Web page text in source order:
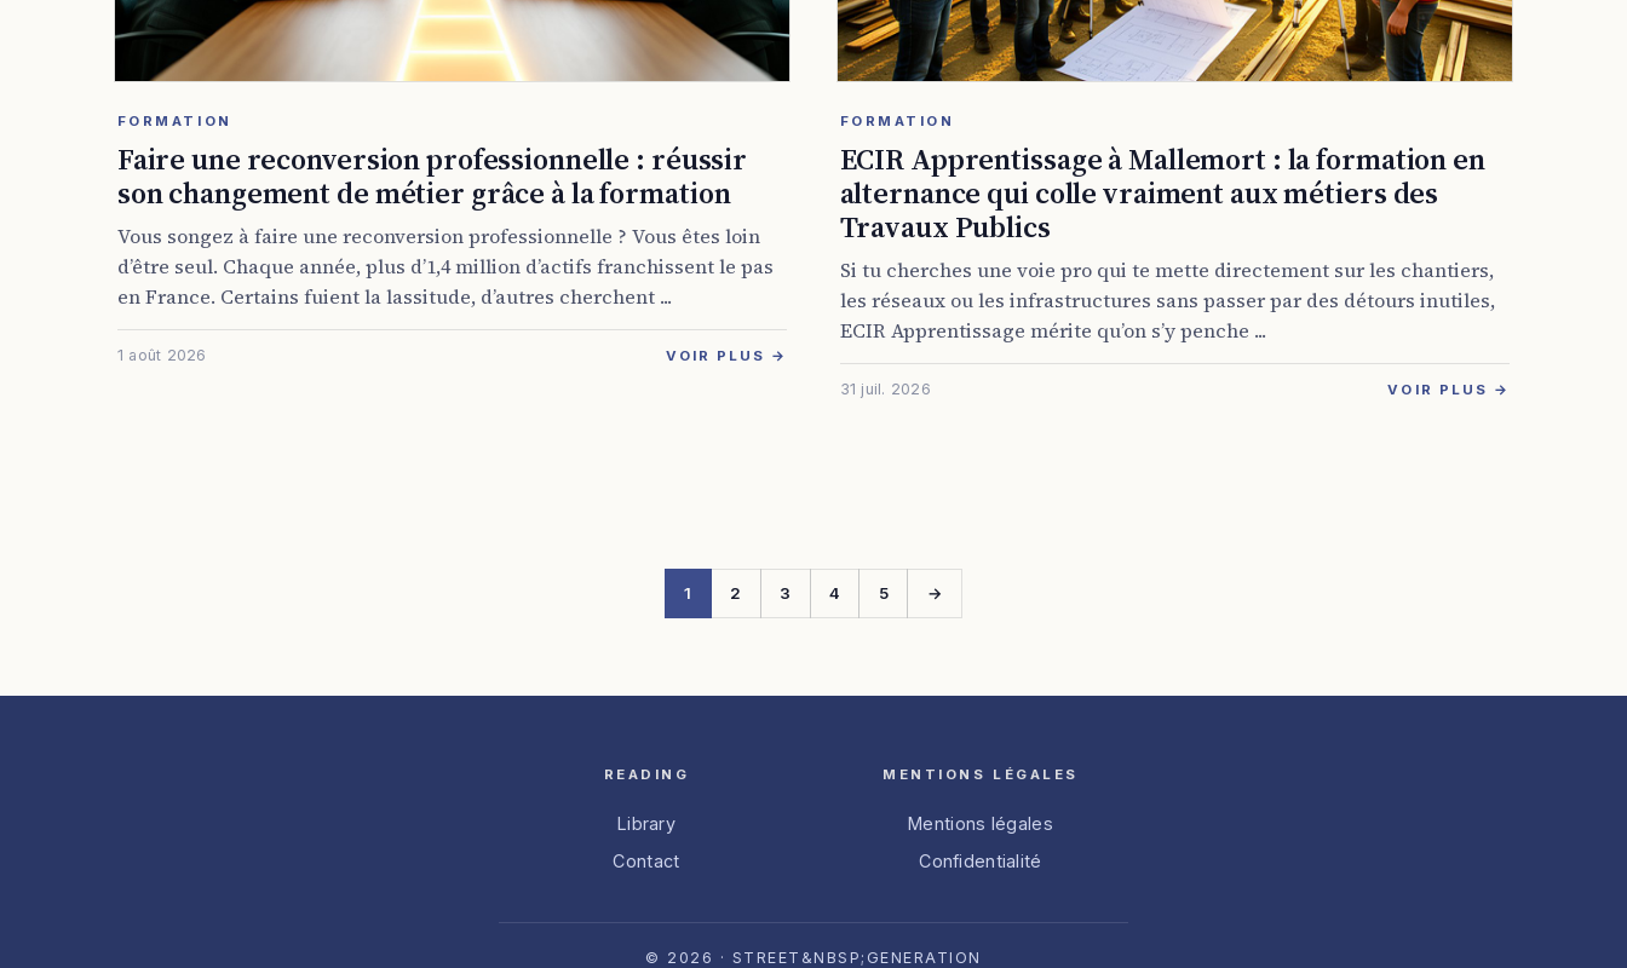
FORMATION
Faire une reconversion professionnelle : réussir
son changement de métier grâce à la formation
Vous songez à faire une reconversion professionnelle ? Vous êtes loin
d’être seul. Chaque année, plus d’1,4 million d’actifs franchissent le pas
en France. Certains fuient la lassitude, d’autres cherchent ...
1 août 2026 VOIR PLUS →
FORMATION
ECIR Apprentissage à Mallemort : la formation en
alternance qui colle vraiment aux métiers des
Travaux Publics
Si tu cherches une voie pro qui te mette directement sur les chantiers,
les réseaux ou les infrastructures sans passer par des détours inutiles,
ECIR Apprentissage mérite qu’on s’y penche ...
31 juil. 2026 VOIR PLUS →
1 2 3 4 5 →
READING
Library
Contact
MENTIONS LÉGALES
Mentions légales
Confidentialité
© 2026 · STREET&NBSP;GENERATION